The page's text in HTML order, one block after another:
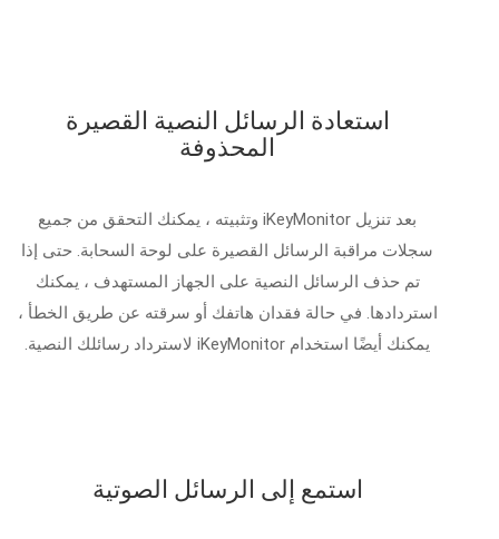
استعادة الرسائل النصية القصيرة
المحذوفة
بعد تنزيل iKeyMonitor وتثبيته ، يمكنك التحقق من جميع
سجلات مراقبة الرسائل القصيرة على لوحة السحابة. حتى إذا
تم حذف الرسائل النصية على الجهاز المستهدف ، يمكنك
استردادها. في حالة فقدان هاتفك أو سرقته عن طريق الخطأ ،
يمكنك أيضًا استخدام iKeyMonitor لاسترداد رسائلك النصية.
استمع إلى الرسائل الصوتية